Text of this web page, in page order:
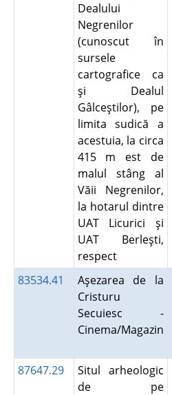
Dealului
Negrenilor
(cunoscut în
sursele
cartografice ca
şi Dealul
Gâlceştilor), pe
limita sudică a
acestuia, la circa
415 m est de
malul stâng al
Văii Negrenilor,
la hotarul dintre
UAT Licurici şi
UAT Berleşti,
respect
83534.41
Aşezarea de la
Cristuru
Secuiesc -
Cinema/Magazin
87647.29
Situl arheologic
de pe